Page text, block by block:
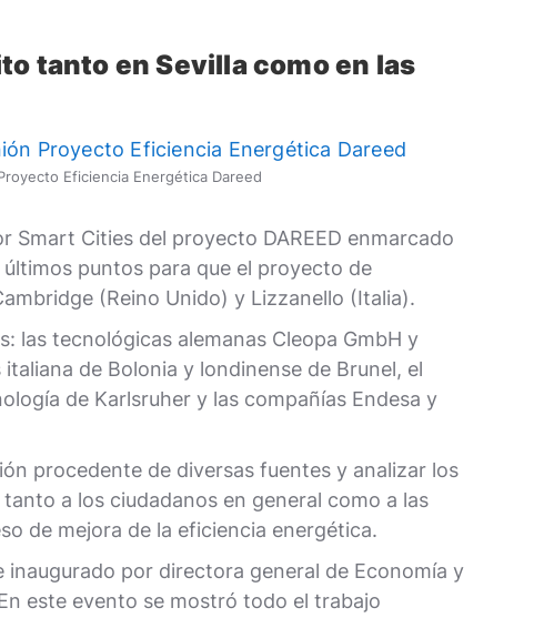
tanto en Sevilla como en las
Eficiencia Energética Dareed
Cities del proyecto DAREED enmarcado
puntos para que el proyecto de
(Reino Unido) y Lizzanello (Italia).
las tecnológicas alemanas Cleopa GmbH y
de Bolonia y londinense de Brunel, el
de Karlsruher y las compañías Endesa y
procedente de diversas fuentes y analizar los
a los ciudadanos en general como a las
de mejora de la eficiencia energética.
por directora general de Economía y
este evento se mostró todo el trabajo